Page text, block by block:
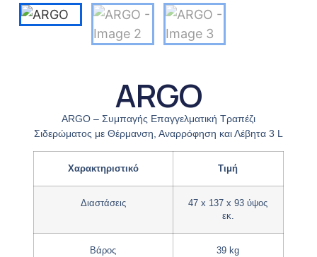
ARGO
ARGO – Συμπαγής Επαγγελματική Τραπέζι
Σιδερώματος με Θέρμανση, Αναρρόφηση και Λέβητα 3 L
Χαρακτηριστικό Τιμή
Διαστάσεις
47 x 137 x 93 ύψος
εκ.
Βάρος 39 kg